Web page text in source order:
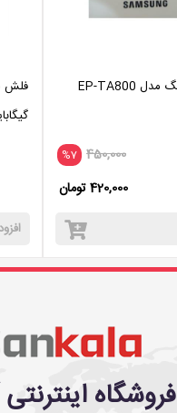
شارژر دیواری 25 وات سامسونگ مدل EP-TA800
%7 450,000
420,000 تومان
فروشگاه